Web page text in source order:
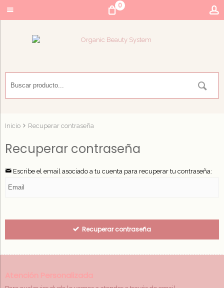
0
Inicio Recuperar contraseña
Recuperar contraseña
Escribe el email asociado a tu cuenta para recuperar tu contraseña:
Recuperar contraseña